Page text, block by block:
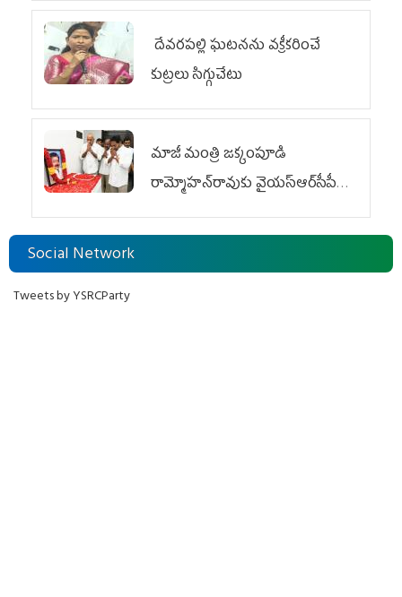
దేవరపల్లి ఘటనను వక్రీకరించే
కుట్రలు సిగ్గుచేటు
మాజీ మంత్రి జక్కంపూడి
రామ్మోహన్‌రావుకు వైయ‌స్ఆర్‌సీపీ
ఘన నివాళి
Social Network
Tweets by YSRCParty